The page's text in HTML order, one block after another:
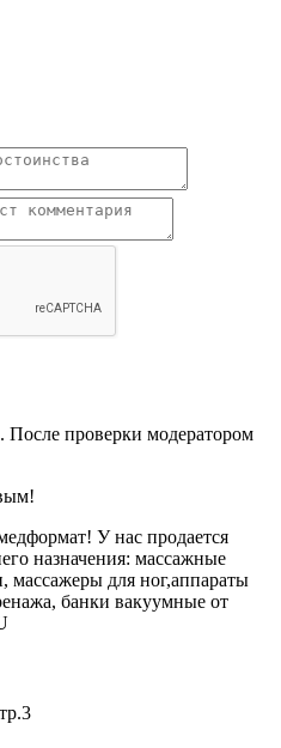
проверки модератором
У нас продается
назначения: массажные
для ног,аппараты
банки вакуумные от